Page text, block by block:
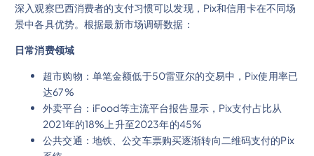
深入观察巴西消费者的支付习惯可以发现，Pix和信用卡在不同场
景中各具优势。根据最新市场调研数据：
日常消费领域
超市购物：单笔金额低于50雷亚尔的交易中，Pix使用率已
达67%
外卖平台：iFood等主流平台报告显示，Pix支付占比从
2021年的18%上升至2023年的45%
公共交通：地铁、公交车票购买逐渐转向二维码支付的Pix